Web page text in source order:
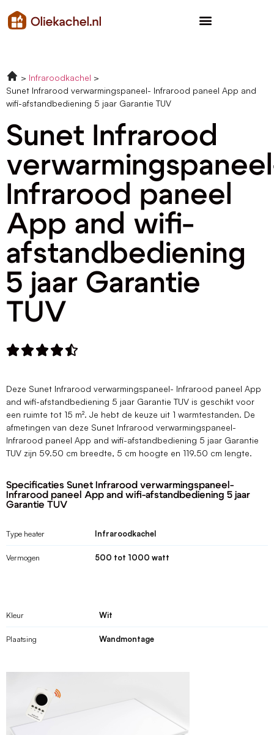
Infraroodkachel
Sunet Infrarood verwarmingspaneel- Infrarood paneel App and
wifi-afstandbediening 5 jaar Garantie TUV
Sunet Infrarood
Infrarood paneel
App and wifi-
afstandbediening
5 jaar Garantie
TUV

Deze Sunet Infrarood verwarmingspaneel- Infrarood paneel App
and wifi-afstandbediening 5 jaar Garantie TUV is geschikt voor
een ruimte tot 15 m². Je hebt de keuze uit 1 warmtestanden. De
afmetingen van deze Sunet Infrarood verwarmingspaneel-
Infrarood paneel App and wifi-afstandbediening 5 jaar Garantie
TUV zijn 59.50 cm breedte, 5 cm hoogte en 119.50 cm lengte.
Specificaties Sunet Infrarood verwarmingspaneel-
Infrarood paneel App and wifi-afstandbediening 5 jaar
Garantie TUV
Type heater Infraroodkachel
Vermogen 500 tot 1000 watt
Kleur Wit
Plaatsing Wandmontage